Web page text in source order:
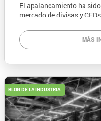
El apalancamiento ha
mercado de divisas y
MÁS
BLOG DE LA INDUSTRIA